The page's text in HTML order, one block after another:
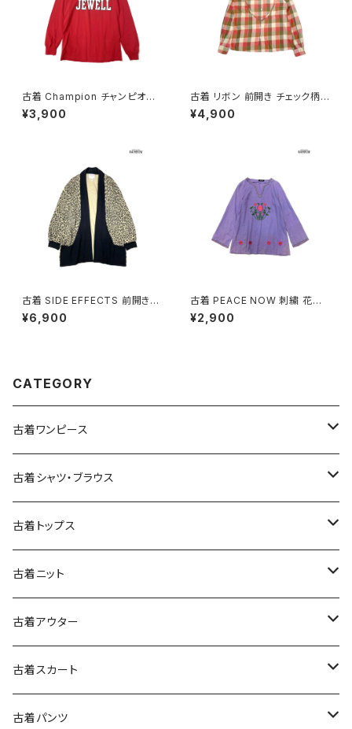
古着 Champion チャンピオン
ロゴ コットン100％ 長袖 Ｔシャ
ツ 赤 (ttu2501067)
¥3,900
古着 リボン 前開き チェック柄
コットン 長袖 シャツ サーモンピ
ンク ベージュ カーキ (ttu2509
¥4,900
古着 SIDE EFFECTS 前開き
総柄 レオパード柄 長袖 ニット
アウター ベージュ (ttu250905
¥6,900
古着 PEACE NOW 刺繍 花柄
コットン 長袖 ブラウス 紫 (ttu2
501035)
¥2,900
CATEGORY
古着ワンピース
古着長袖ワンピース
古着半袖ワンピース
古着ノースリーブワンピース
古着キャミソールワンピース
古着ベアトップワンピース
古着オールインワン
古着シャツ・ブラウス
古着長袖シャツ・ブラウス
古着半袖シャツ・ブラウス
古着ノースリーブシャツ・ブラウス
古着トップス
古着スウェット&パーカー
古着スウェット
古着パーカー
古着プルオーバー
古着長袖プルオーバー
古着半袖プルオーバー
古着Ｔシャツ
古着長袖Ｔシャツ
古着ベスト
古着ニット
古着セーター
古着カーディガン
古着半袖ニット
古着アウター
古着ライトジャケット
古着ライトコート
古着スカート
古着ロング丈スカート (丈76cm-)
古着パンツ